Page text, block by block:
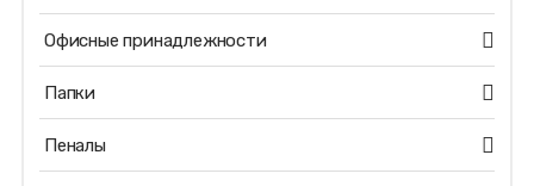
Офисные принадлежности
Папки
Пеналы